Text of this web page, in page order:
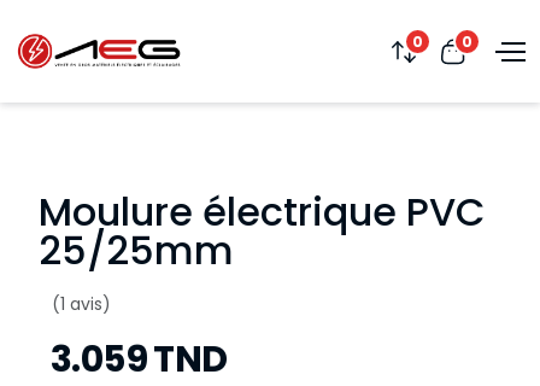
0 0
Moulure électrique PVC
25/25mm
(1 avis)
3.059 TND